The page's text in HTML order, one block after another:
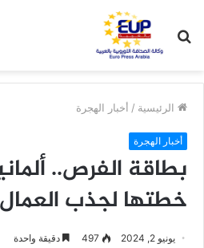
عن
الرئيسية / أخبار الهجرة
أخبار الهجرة
بطاقة الفرص..
خطتها لجذب
يونيو 2, 2024 497 دقيقة واحدة